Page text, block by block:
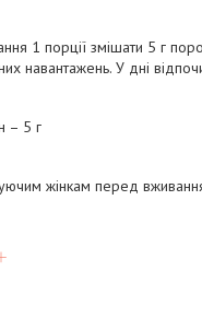
1 порції змішати 5 г
навантажень. У дні
– 5 г
жінкам перед